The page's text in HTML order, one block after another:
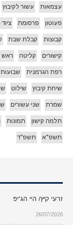
עצמאות עשור לקיבוץ
פעוטון פרסומת
קבוצות קבלת שבת
קישורים קליטה ראש
רפת הגרמנית שבועות
שיחת קיבוץ שילוט
שמרת שני עשורים
תלמה קישון תמונות
תשפ"א תשפ"ד
זרעי קיץ/ היי הג'יפ
26/07/2026